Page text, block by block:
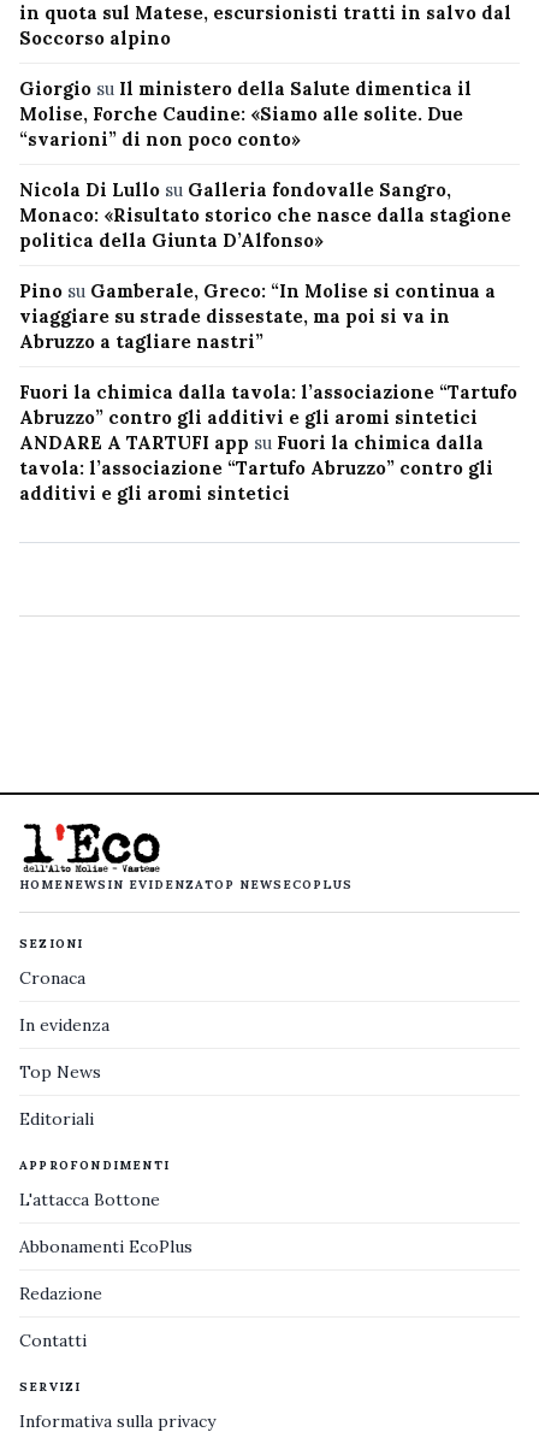
in quota sul Matese, escursionisti tratti in salvo dal
Soccorso alpino
Giorgio su Il ministero della Salute dimentica il
Molise, Forche Caudine: «Siamo alle solite. Due
“svarioni” di non poco conto»
Nicola Di Lullo su Galleria fondovalle Sangro,
Monaco: «Risultato storico che nasce dalla stagione
politica della Giunta D’Alfonso»
Pino su Gamberale, Greco: “In Molise si continua a
viaggiare su strade dissestate, ma poi si va in
Abruzzo a tagliare nastri”
Fuori la chimica dalla tavola: l’associazione “Tartufo
Abruzzo” contro gli additivi e gli aromi sintetici
ANDARE A TARTUFI app su Fuori la chimica dalla
tavola: l’associazione “Tartufo Abruzzo” contro gli
additivi e gli aromi sintetici
HOMENEWS IN EVIDENZATOP NEWS ECOPLUS
SEZIONI
Cronaca
In evidenza
Top News
Editoriali
APPROFONDIMENTI
L'attacca Bottone
Abbonamenti EcoPlus
Redazione
Contatti
SERVIZI
Informativa sulla privacy